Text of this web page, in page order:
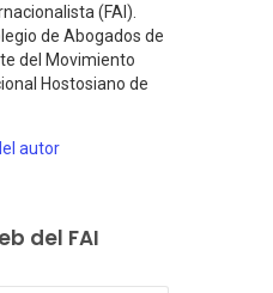
(FAI).
de Abogados de
del Movimiento
Hostosiano de
autor
del FAI